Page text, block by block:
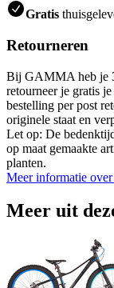
Gratis
Retourneren
Bij GAMMA heb je
retourneer je gratis
bestelling per post
originele staat en
Let op: De
op maat gemaakte
planten.
Meer informatie
Meer uit